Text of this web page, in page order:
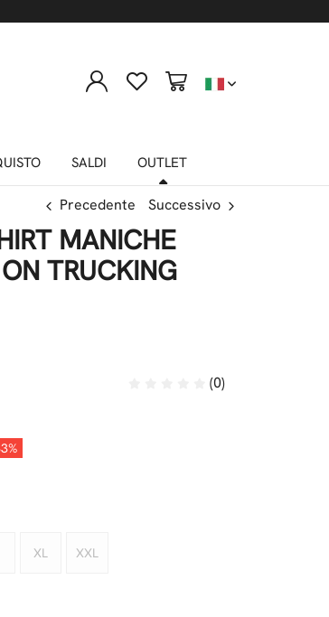
SALDI OUTLET
Precedente Successivo
MANICHE
TRUCKING
(0)
XL XXL